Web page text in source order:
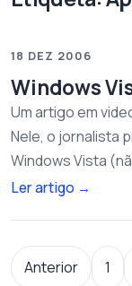
18 DEZ 2006
Windows
Um artigo em
Nele, o jornalista
Windows Vista
Ler artigo →
Paginação
Anterior 1